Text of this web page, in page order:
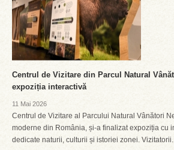
Centrul de Vizitare din Parcul Natural
expoziția interactivă
11 Mai 2026
Centrul de Vizitare al Parcului Natural Vânători
moderne din România, și-a finalizat expoziția cu
dedicate naturii, culturii și istoriei zonei.